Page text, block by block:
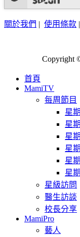
關於我們 | 使用條款 |
Copyright
首頁
MamiTV
每周節目
星
星
星
星
星
星
星級訪問
醫生訪談
校長分享
MamiPro
藝人